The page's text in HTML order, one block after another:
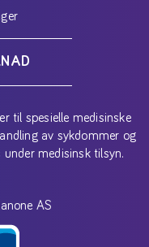
til spesielle medisinske
av sykdommer og
medisinsk tilsyn.
AS